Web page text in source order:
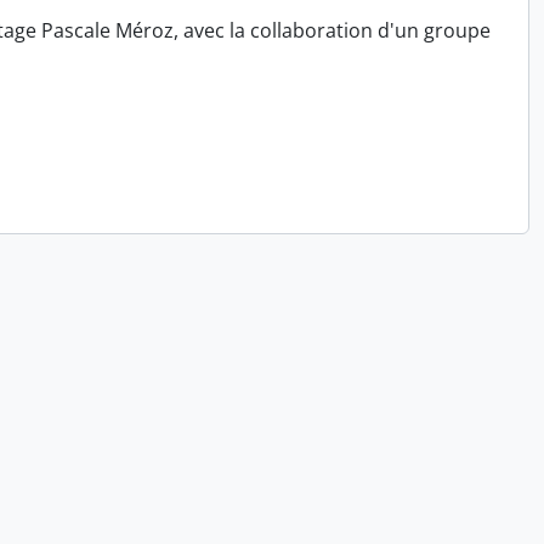
Pascale Méroz, avec la collaboration d'un groupe